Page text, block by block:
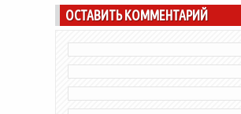
ОСТАВИТЬ КОММЕНТАРИЙ